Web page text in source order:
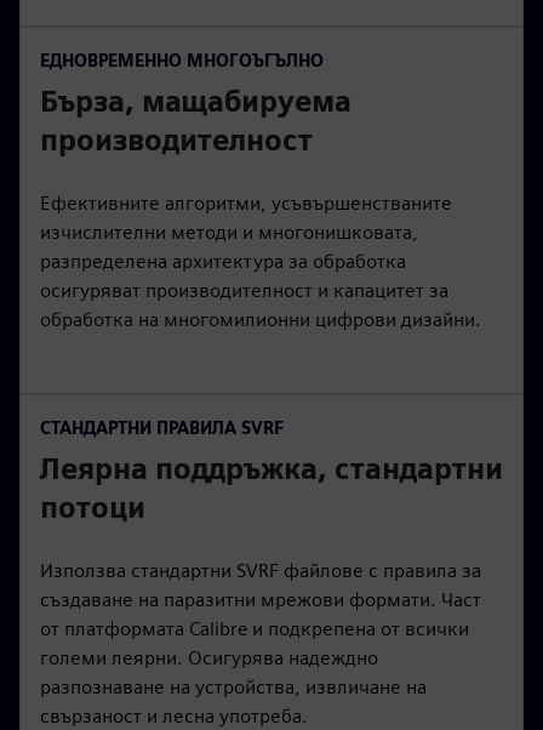
ЕДНОВРЕМЕННО МНОГОЪГЪЛНО
Бърза, мащабируема
производителност
Ефективните алгоритми, усъвършенстваните
изчислителни методи и многонишковата,
разпределена архитектура за обработка
осигуряват производителност и капацитет за
обработка на многомилионни цифрови дизайни.
СТАНДАРТНИ ПРАВИЛА SVRF
Леярна поддръжка, стандартни
потоци
Използва стандартни SVRF файлове с правила за
създаване на паразитни мрежови формати. Част
от платформата Calibre и подкрепена от всички
големи леярни. Осигурява надеждно
разпознаване на устройства, извличане на
свързаност и лесна употреба.